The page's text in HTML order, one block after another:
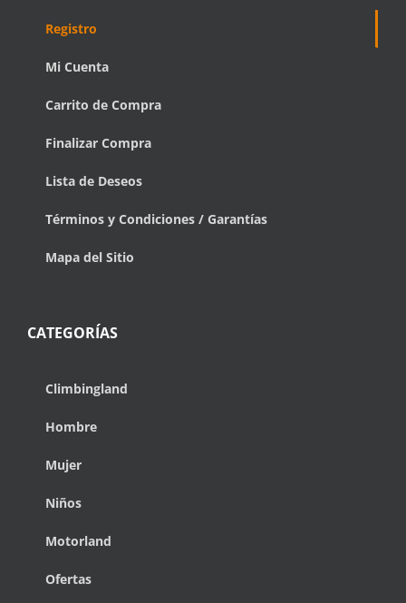
Registro
Mi Cuenta
Carrito de Compra
Finalizar Compra
Lista de Deseos
Términos y Condiciones / Garantías
Mapa del Sitio
CATEGORÍAS
Climbingland
Hombre
Mujer
Niños
Motorland
Ofertas